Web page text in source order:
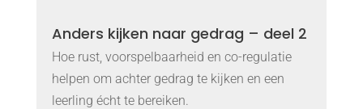
Anders kijken naar gedrag – deel 2
Hoe rust, voorspelbaarheid en co-regulatie
helpen om achter gedrag te kijken en een
leerling écht te bereiken.